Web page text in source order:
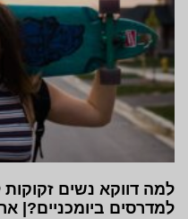
למה דווקא נשים זקוקות
למדרסים ביומכניים?|